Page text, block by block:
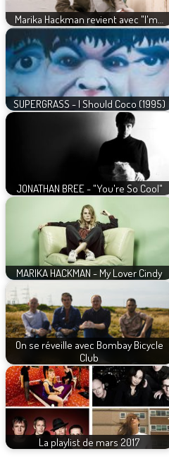
Marika Hackman revient avec "I'm…
SUPERGRASS - I Should Coco (1995)
JONATHAN BREE - "You're So Cool"
MARIKA HACKMAN - My Lover Cindy
On se réveille avec Bombay Bicycle
Club
La playlist de mars 2017